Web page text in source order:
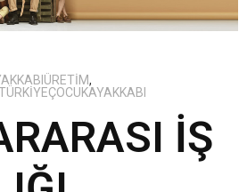
,
İŞ